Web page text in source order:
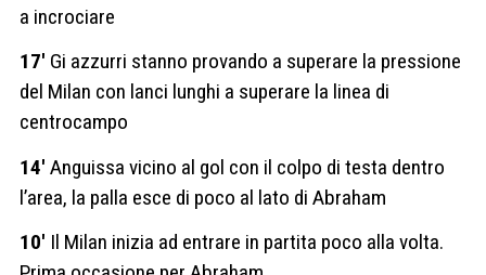
a incrociare
17′ Gi azzurri stanno provando a superare la pressione
del Milan con lanci lunghi a superare la linea di
centrocampo
14′ Anguissa vicino al gol con il colpo di testa dentro
l’area, la palla esce di poco al lato di Abraham
10′ Il Milan inizia ad entrare in partita poco alla volta.